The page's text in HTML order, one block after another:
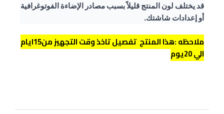
قد يختلف لون المنتج قليلاً بسبب مصادر الإضاءة الفوتوغرافية
أو إعدادات شاشتك.
ملاحظه :هذا المنتج تفصيل تاخذ وقت التجهيز من15ايام
الي 20يوم